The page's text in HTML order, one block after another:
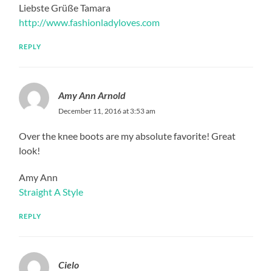
Liebste Grüße Tamara
http://www.fashionladyloves.com
REPLY
Amy Ann Arnold
December 11, 2016 at 3:53 am
Over the knee boots are my absolute favorite! Great
look!
Amy Ann
Straight A Style
REPLY
Cielo